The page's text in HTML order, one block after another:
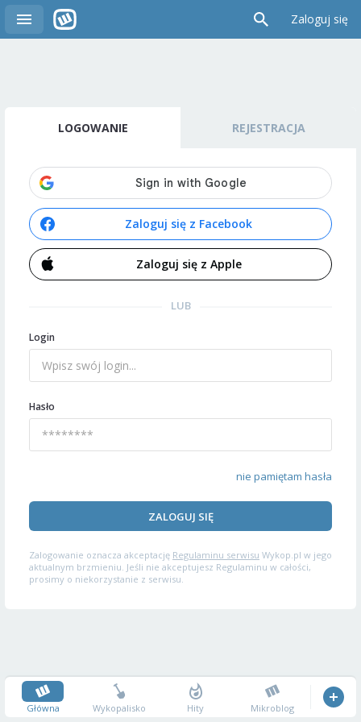
Zaloguj się
LOGOWANIE REJESTRACJA
Zaloguj się z Facebook
Zaloguj się z Apple
LUB
Login
Hasło
nie pamiętam hasła
ZALOGUJ SIĘ
Zalogowanie oznacza akceptację Regulaminu serwisu Wykop.pl w jego
aktualnym brzmieniu. Jeśli nie akceptujesz Regulaminu w całości,
prosimy o niekorzystanie z serwisu.
Główna Wykopalisko Hity Mikroblog